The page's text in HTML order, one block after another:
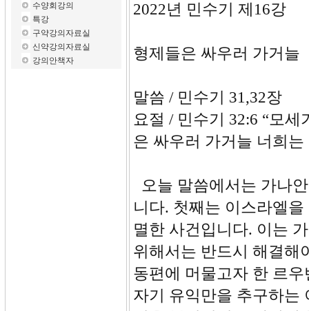
수양회강의
특강
구약강의자료실
신약강의자료실
강의안책자
2022년 민
형제들은 싸우러 가거늘
말씀 / 민수기 31,32장
요절 / 민수기 32:6 “모
은 싸우러 가거늘 너희
오늘 말씀에서는 가나
니다. 첫째는 이스라엘
멸한 사건입니다. 이는
위해서는 반드시 해결해
동편에 머물고자 한 르
자기 유익만을 추구하는